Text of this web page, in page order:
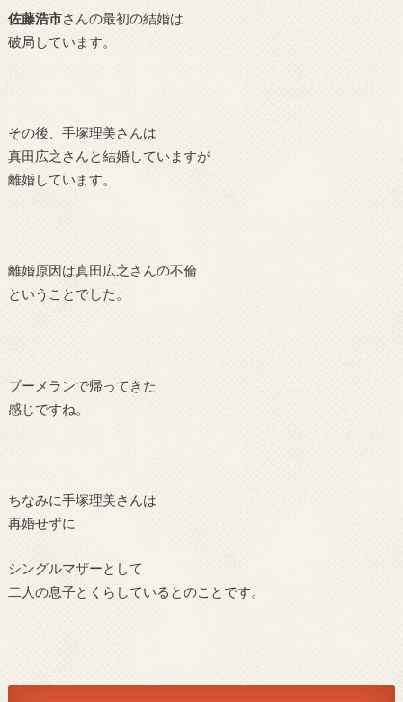
佐藤浩市さんの最初の結婚は
破局しています。
その後、 手塚理美さんは
真田広之さんと結婚していますが
離婚しています。
離婚原因は真田広之さんの不倫
ということでした。
ブーメランで帰ってきた
感じですね。
ちなみに手塚理美さんは
再婚せずに
シングルマザーとして
二人の息子とくらしているとのことです。